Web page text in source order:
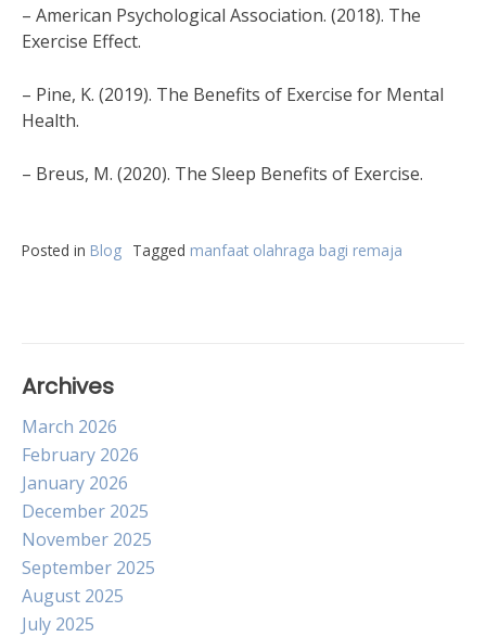
– American Psychological Association. (2018). The
Exercise Effect.
– Pine, K. (2019). The Benefits of Exercise for Mental
Health.
– Breus, M. (2020). The Sleep Benefits of Exercise.
Posted in Blog Tagged manfaat olahraga bagi remaja
Archives
March 2026
February 2026
January 2026
December 2025
November 2025
September 2025
August 2025
July 2025